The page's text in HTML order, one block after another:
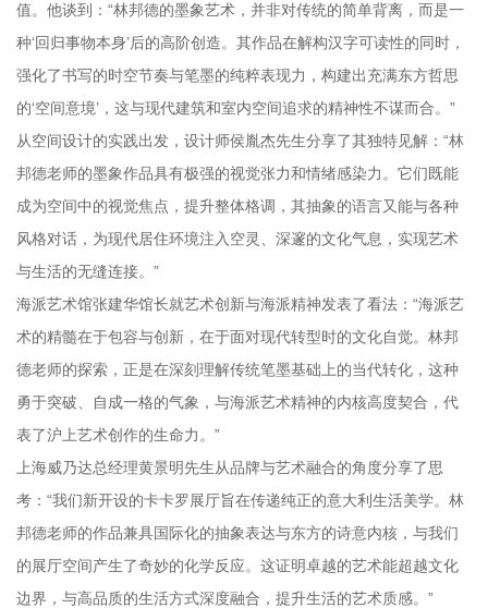
值。他谈到：“林邦德的墨象艺术，并非对传统的简单背离，而是一
种‘回归事物本身’后的高阶创造。其作品在解构汉字可读性的同时，
强化了书写的时空节奏与笔墨的纯粹表现力，构建出充满东方哲思
的‘空间意境’，这与现代建筑和室内空间追求的精神性不谋而合。”
从空间设计的实践出发，设计师侯胤杰先生分享了其独特见解：“林
邦德老师的墨象作品具有极强的视觉张力和情绪感染力。它们既能
成为空间中的视觉焦点，提升整体格调，其抽象的语言又能与各种
风格对话，为现代居住环境注入空灵、深邃的文化气息，实现艺术
与生活的无缝连接。”
海派艺术馆张建华馆长就艺术创新与海派精神发表了看法：“海派艺
术的精髓在于包容与创新，在于面对现代转型时的文化自觉。林邦
德老师的探索，正是在深刻理解传统笔墨基础上的当代转化，这种
勇于突破、自成一格的气象，与海派艺术精神的内核高度契合，代
表了沪上艺术创作的生命力。”
上海威乃达总经理黄景明先生从品牌与艺术融合的角度分享了思
考：“我们新开设的卡卡罗展厅旨在传递纯正的意大利生活美学。林
邦德老师的作品兼具国际化的抽象表达与东方的诗意内核，与我们
的展厅空间产生了奇妙的化学反应。这证明卓越的艺术能超越文化
边界，与高品质的生活方式深度融合，提升生活的艺术质感。”